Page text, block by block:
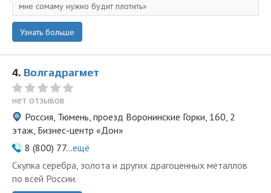
мне сомаму нужно будит плотить
Узнать больше
4. Волгадрагмет
нет отзывов
Россия, Тюмень, проезд Воронинские Горки, 160, 2
этаж, Бизнес-центр «Дон»
8 (800) 77...ещё
Скупка серебра, золота и других драгоценных металлов
по всей России.